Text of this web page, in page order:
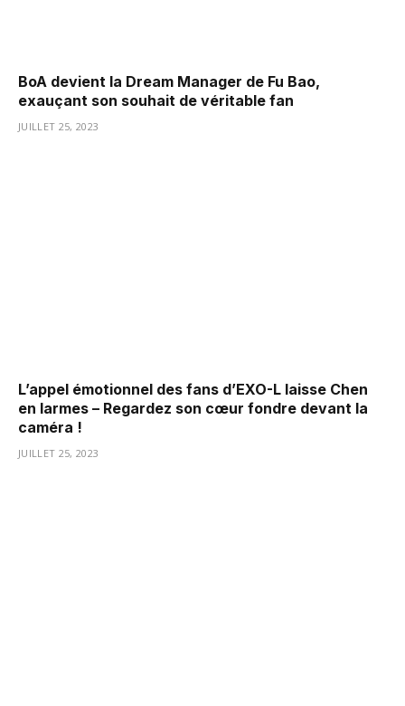
BoA devient la Dream Manager de Fu Bao,
exauçant son souhait de véritable fan
JUILLET 25, 2023
L’appel émotionnel des fans d’EXO-L laisse Chen
en larmes – Regardez son cœur fondre devant la
caméra !
JUILLET 25, 2023